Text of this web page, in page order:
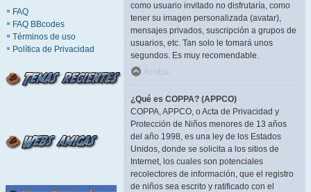
FAQ
FAQ BBcodes
Términos de uso
Política de Privacidad
como usuario invitado no disfrutaría, como
tener su imagen personalizada (avatar),
mensajes privados, suscripción a grupos de
usuarios, etc. Tan solo le tomará unos
segundos. Es muy recomendable.
Arriba
¿Qué es COPPA? (APPCO)
COPPA, APPCO, o Acta de Privacidad y
Protección de Niños menores de 13 años
del año 1998, es una ley de los Estados
Unidos, donde se solicita a los sitios de
Internet, los cuales son potenciales
recolectores de información, que el registro
de niños sea escrito y ratificado con el